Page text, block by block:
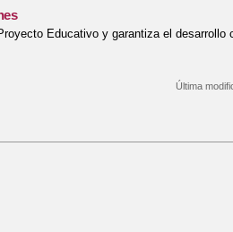
Educativo y garantiza el desarrollo
Última